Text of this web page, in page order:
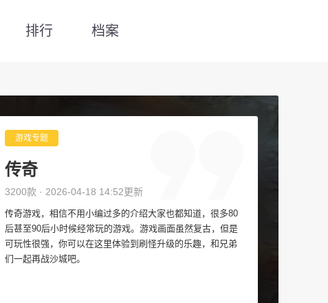
排行 档案
游戏专题
传奇
3200款 · 2026-04-18 14:52更新
传奇游戏，相信不用小编过多的介绍大家也都知道，很多80
后甚至90后小时候经常玩的游戏。游戏画面虽然复古，但是
可玩性很强，你可以在这里体验到刷怪升级的乐趣，和兄弟
们一起再战沙城吧。